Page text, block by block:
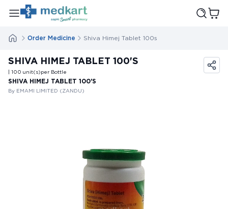
Order Medicine Shiva Himej Tablet 100s
SHIVA HIMEJ TABLET 100'S
| 100 unit(s)per Bottle
SHIVA HIMEJ TABLET 100'S
By EMAMI LIMITED (ZANDU)